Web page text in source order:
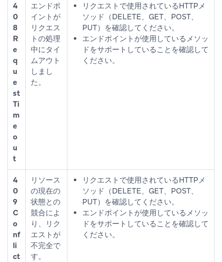
4
0
8
R
e
q
u
e
st
Ti
m
e
o
u
t
エンドポ
イントが
リクエス
トの処理
中にタイ
ムアウト
しまし
た。
リクエストで使用されているHTTPメ
ソッド（DELETE、GET、POST、
PUT）を確認してください。
エンドポイントが使用しているメソッ
ドをサポートしていることを確認して
ください。
4
0
9
C
o
nf
li
ct
リソース
の現在の
状態との
競合によ
り、リク
エストが
不完全で
す。
リクエストで使用されているHTTPメ
ソッド（DELETE、GET、POST、
PUT）を確認してください。
エンドポイントが使用しているメソッ
ドをサポートしていることを確認して
ください。